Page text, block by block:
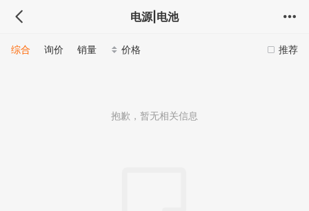
电源|电池
推荐
综合 询价 销量 价格
抱歉，暂无相关信息